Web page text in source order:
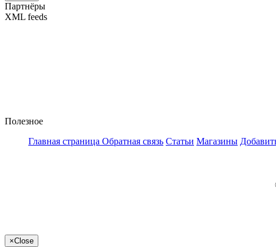
Партнёры
XML feeds
Полезное
Главная страница Обратная связь Статьи Магазины
×Close